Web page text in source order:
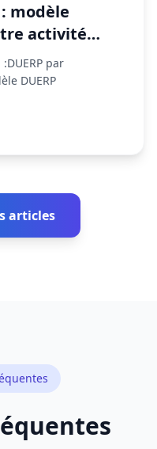
modèle
activité
par
DUERP
articles